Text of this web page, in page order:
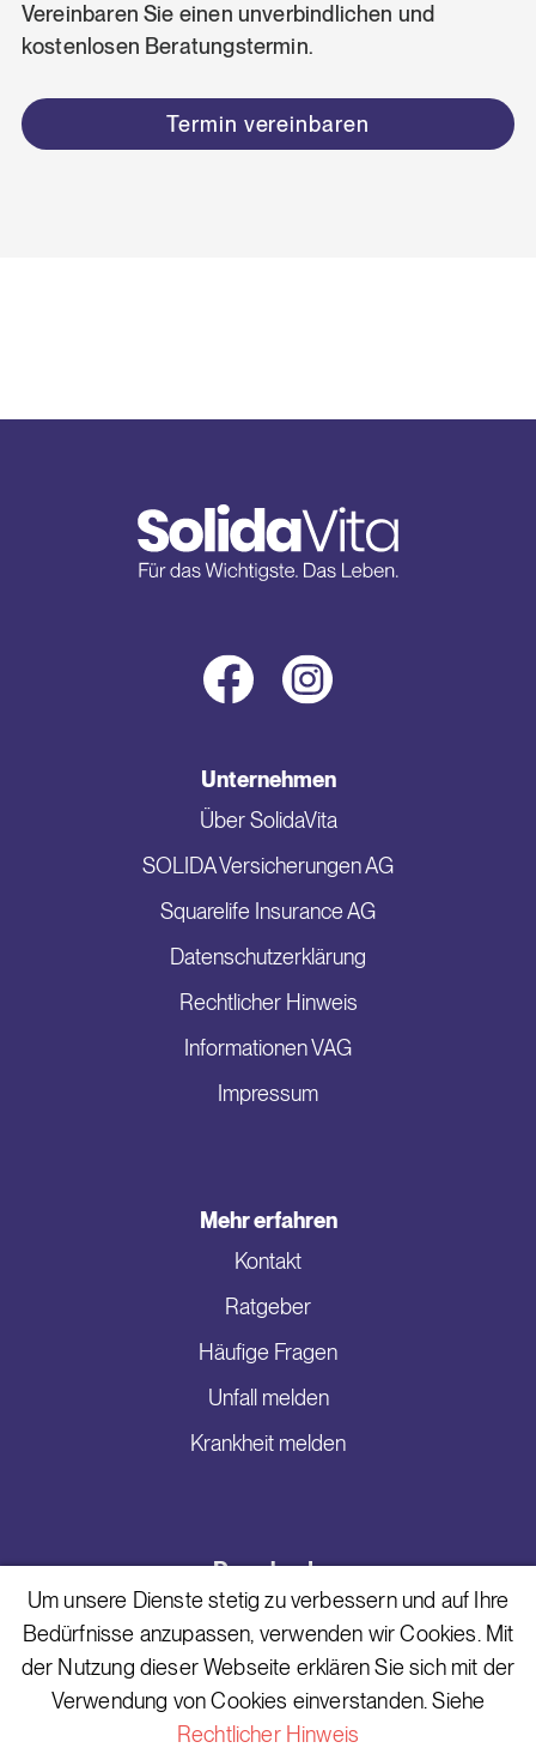
Um unsere Dienste stetig zu verbessern und auf Ihre
Bedürfnisse anzupassen, verwenden wir Cookies. Mit
der Nutzung dieser Webseite erklären Sie sich mit der
Verwendung von Cookies einverstanden. Siehe
Rechtlicher Hinweis
Vereinbaren Sie einen unverbindlichen und
kostenlosen Beratungstermin.
Termin vereinbaren
Unternehmen
Über SolidaVita
SOLIDA Versicherungen AG
Squarelife Insurance AG
Datenschutzerklärung
Rechtlicher Hinweis
Informationen VAG
Impressum
Mehr erfahren
Kontakt
Ratgeber
Häufige Fragen
Unfall melden
Krankheit melden
Downloads
Risiko-Lebensversicherung
Todesfallversicherung
Erwerbsunfähigkeitversicherung
Kinderinvaliditätsversicherung